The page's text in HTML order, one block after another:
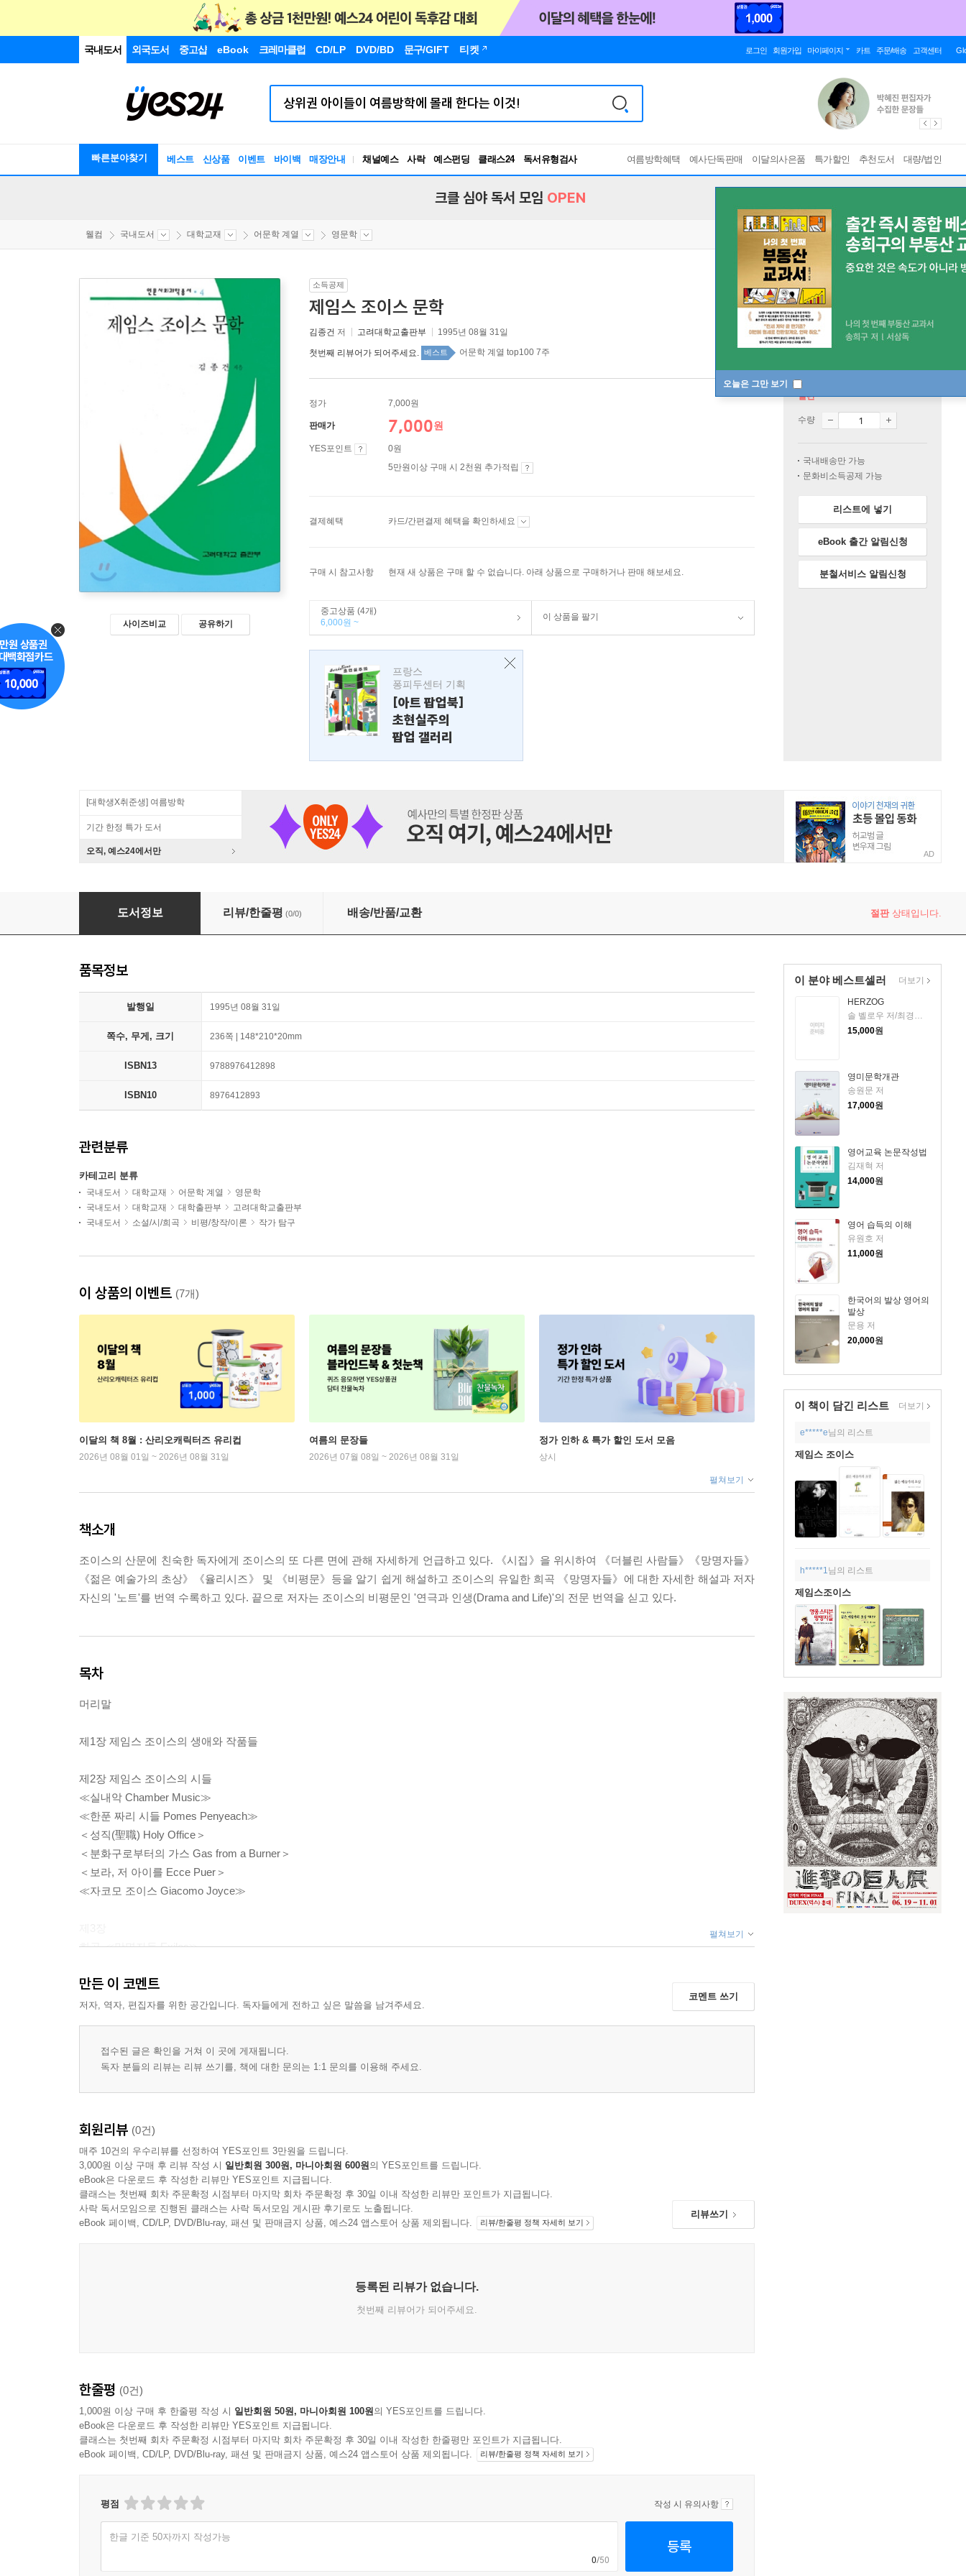
국내도서 외국도서 중고샵 eBook 크레마클럽 CD/LP DVD/BD 문구/GIFT 티켓 로그인 회원가입 마이페이지 카트 주문/배송 고객센터
빠른분야찾기 베스트 신상품 이벤트 바이백 매장안내 채널예스 사락 예스펀딩 클래스24
독서유형검사
RBTI Lab
여름방학혜택 예사단독판매 이달의사은품 특가할인 추천도서 대량/법인
오늘은 그만 보기
크클 심야 독서 모임 OPEN
웰컴 국내도서 대학교재 어문학 계열 영문학
사이즈비교 공유하기
소득공제
제임스 조이스 문학
김종건 저 고려대학교출판부 1995년 08월 31일
첫번째 리뷰어가 되어주세요. 베스트 어문학 계열 top100 7주
정가 7,000원
판매가 7,000원
YES포인트
0원
5만원이상 구매 시 2천원 추가적립
결제혜택 카드/간편결제 혜택을 확인하세요
구매 시 참고사항 현재 새 상품은 구매 할 수 없습니다. 아래 상품으로 구매하거나 판매 해보세요.
중고상품 (4개)
6,000원 ~
이 상품을 팔기
프랑스
퐁피두센터 기획
[아트 팝업북]
초현실주의
팝업 갤러리
절판
수량
국내배송만 가능
문화비소득공제 가능
리스트에 넣기
eBook 출간 알림신청
분철서비스 알림신청
[대학생X취준생] 여름방학
기간 한정 특가 도서
오직, 예스24에서만 AD
제임스 조이스 문학
도서정보 리뷰/한줄평 (0/0) 배송/반품/교환 절판상태입니다.
이 분야 베스트셀러
HERZOG
솔 벨로우 저/최경림 역
15,000원
영미문학개관
송원문 저
17,000원
영어교육 논문작성법
김재혁 저
14,000원
영어 습득의 이해
유원호 저
11,000원
한국어의 발상 영어의
발상
문용 저
20,000원
더보기
이 책이 담긴 리스트 더보기
e*****e님의 리스트
제임스 조이스
h*****1님의 리스트
제임스조이스
품목정보
발행일 1995년 08월 31일
쪽수, 무게, 크기 236쪽 | 148*210*20mm
ISBN13 9788976412898
ISBN10 8976412893
관련분류
카테고리 분류
국내도서 대학교재 어문학 계열
영문학
국내도서
대학교재 대학출판부
고려대학교출판부
국내도서
소설/시/희곡 비평/창작/이론 작가 탐구
이 상품의 이벤트 (7개)
이달의 책 8월 : 산리오캐릭터즈 유리컵
2026년 08월 01일 ~ 2026년 08월 31일
여름의 문장들
2026년 07월 08일 ~ 2026년 08월 31일
정가 인하 & 특가 할인 도서 모음
상시
펼쳐보기
책소개
조이스의 산문에 친숙한 독자에게 조이스의 또 다른 면에 관해 자세하게 언급하고 있다. 《시집》을 위시하여 《더블린 사람들》《망명자들》
《젊은 예술가의 초상》《율리시즈》 및 《비평문》등을 알기 쉽게 해설하고 조이스의 유일한 희곡 《망명자들》에 대한 자세한 해설과 저자
자신의 '노트'를 번역 수록하고 있다. 끝으로 저자는 조이스의 비평문인 '연극과 인생(Drama and Life)'의 전문 번역을 싣고 있다.
목차
머리말
제1장 제임스 조이스의 생애와 작품들
제2장 제임스 조이스의 시들
≪실내악 Chamber Music≫
≪한푼 짜리 시들 Pomes Penyeach≫
＜성직(聖職) Holy Office＞
＜분화구로부터의 가스 Gas from a Burner＞
＜보라, 저 아이를 Ecce Puer＞
≪자코모 조이스 Giacomo Joyce≫
희곡 ≪망명자들 Exiles≫
제4장
제5장
≪율리시즈 Ulysses≫
제7장
≪비평문 Critical Writings≫
펼쳐보기
만든 이 코멘트
저자, 역자, 편집자를 위한 공간입니다. 독자들에게 전하고 싶은 말씀을 남겨주세요.
코멘트 쓰기
접수된 글은 확인을 거쳐 이 곳에 게재됩니다.
독자 분들의 리뷰는 리뷰 쓰기를, 책에 대한 문의는 1:1 문의를 이용해 주세요.
회원리뷰 (0건)
매주 10건의 우수리뷰를 선정하여 YES포인트 3만원을 드립니다.
3,000원 이상 구매 후 리뷰 작성 시 일반회원 300원, 마니아회원 600원의 YES포인트를 드립니다.
eBook은 다운로드 후 작성한 리뷰만 YES포인트 지급됩니다.
클래스는 첫번째 회차 주문확정 시점부터 마지막 회차 주문확정 후 30일 이내 작성한 리뷰만 포인트가 지급됩니다.
사락 독서모임으로 진행된 클래스는 사락 독서모임 게시판 후기로도 노출됩니다.
eBook 페이백, CD/LP, DVD/Blu-ray, 패션 및 판매금지 상품, 예스24 앱스토어 상품 제외됩니다.
리뷰/한줄평 정책 자세히 보기
리뷰쓰기
등록된 리뷰가 없습니다.
첫번째 리뷰어가 되어주세요.
한줄평 (0건)
1,000원 이상 구매 후 한줄평 작성 시 일반회원 50원, 마니아회원 100원의 YES포인트를 드립니다.
eBook은 다운로드 후 작성한 리뷰만 YES포인트 지급됩니다.
클래스는 첫번째 회차 주문확정 시점부터 마지막 회차 주문확정 후 30일 이내 작성한 한줄평만 포인트가 지급됩니다.
eBook 페이백, CD/LP, DVD/Blu-ray, 패션 및 판매금지 상품, 예스24 앱스토어 상품 제외됩니다.
리뷰/한줄평 정책 자세히 보기
평점 작성 시 유의사항
한글 기준 50자까지 작성가능
0/50
등록